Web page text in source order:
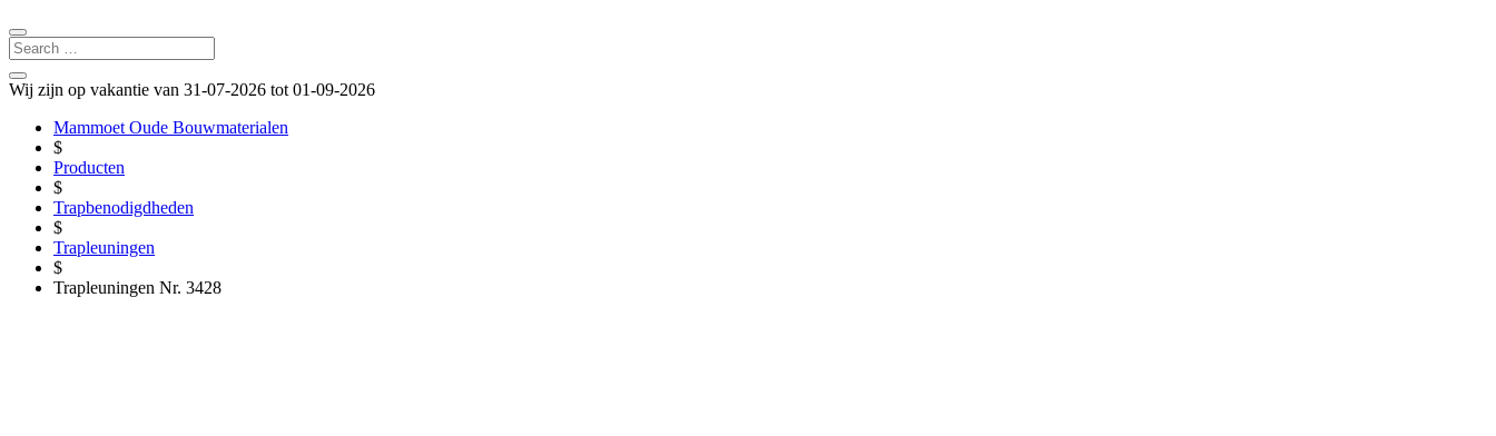
Wij zijn op vakantie van 31-07-2026 tot 01-09-2026
Mammoet Oude Bouwmaterialen
$
Producten
$
Trapbenodigdheden
$
Trapleuningen
$
Trapleuningen Nr. 3428